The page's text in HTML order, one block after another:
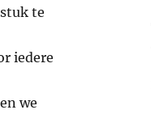
te
iedere
we